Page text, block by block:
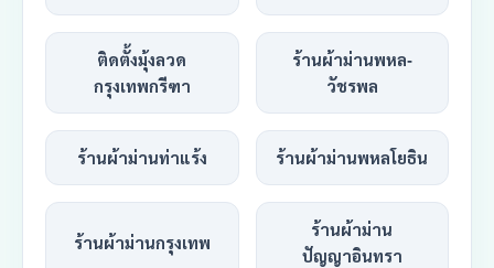
ติดตั้งมุ้งลวด
กรุงเทพกรีฑา
ร้านผ้าม่านพหล-
วัชรพล
ร้านผ้าม่านท่าแร้ง ร้านผ้าม่านพหลโยธิน
ร้านผ้าม่านกรุงเทพ
ร้านผ้าม่าน
ปัญญาอินทรา